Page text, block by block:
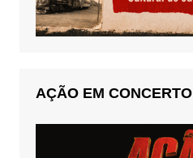
AÇÃO EM CONCERTO